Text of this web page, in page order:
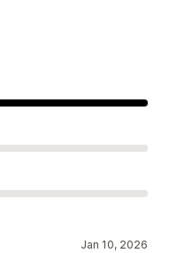
Jan 10, 2026